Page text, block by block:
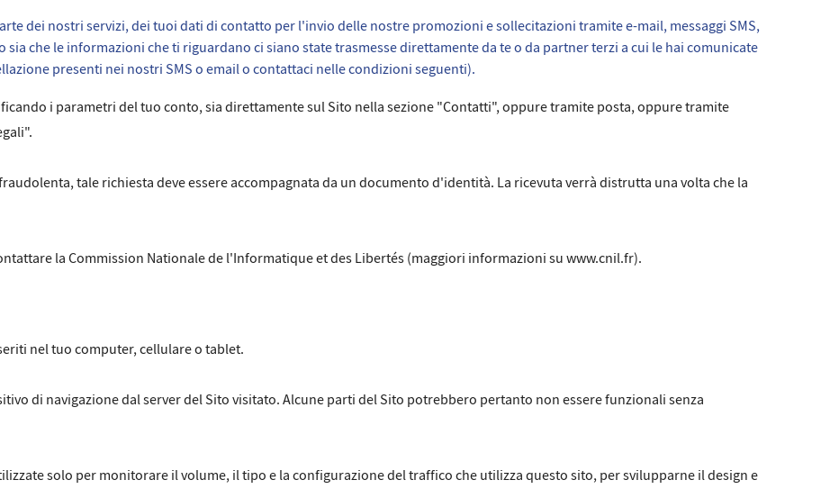
dei nostri servizi, dei tuoi dati di contatto per l'invio delle nostre promozioni e sollecitazioni tramite e-mail, messaggi SMS,
che le informazioni che ti riguardano ci siano state trasmesse direttamente da te o da partner terzi a cui le hai comunicate
presenti nei nostri SMS o email o contattaci nelle condizioni seguenti).
i parametri del tuo conto, sia direttamente sul Sito nella sezione "Contatti", oppure tramite posta, oppure tramite
tale richiesta deve essere accompagnata da un documento d'identità. La ricevuta verrà distrutta una volta che la
la Commission Nationale de l'Informatique et des Libertés (maggiori informazioni su www.cnil.fr).
nel tuo computer, cellulare o tablet.
di navigazione dal server del Sito visitato. Alcune parti del Sito potrebbero pertanto non essere funzionali senza
solo per monitorare il volume, il tipo e la configurazione del traffico che utilizza questo sito, per svilupparne il design e